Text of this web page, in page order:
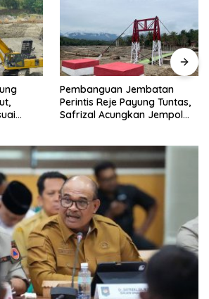
Jembatan
Reje Payung Tuntas,
Acungkan Jempol
TNI Bangun
Gantung di